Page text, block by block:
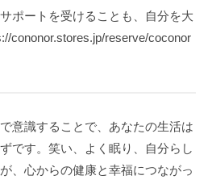
ポートを受けることも、自分を大
cononor.stores.jp/reserve/coconor
意識することで、あなたの生活は
です。笑い、よく眠り、自分らし
、心からの健康と幸福につながっ